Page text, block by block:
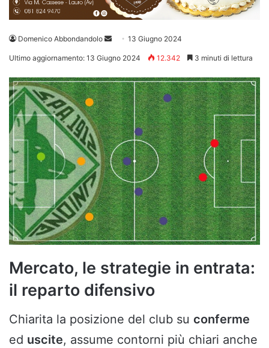
Domenico Abbondandolo
Invia 13 Giugno 2024
Ultimo aggiornamento: 13 Giugno 2024 12.342 3 minuti di lettura
Mercato, le strategie in entrata:
il reparto difensivo
Chiarita la posizione del club su conferme
ed uscite, assume contorni più chiari anche